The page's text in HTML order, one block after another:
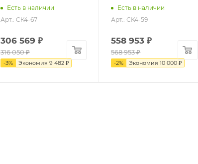
Есть в наличии
Арт.: СК4-67
306 569 ₽
316 050₽
-3% Экономия 9 482 ₽
Есть в наличии
Арт.: СК4-59
558 953 ₽
568 953₽
-2% Экономия 10 000 ₽